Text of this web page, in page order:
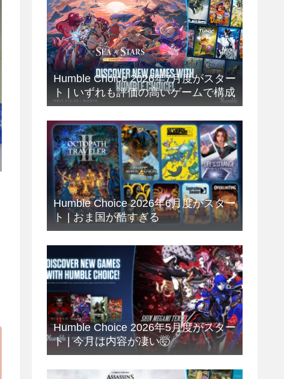
Humble Choice 2026年7月度がスター
ト | いずれも評価の高いゲームで構成
Humble Choice 2026年6月度がスター
ト | おま国が酷すぎる
Humble Choice 2026年5月度がスター
ト | 今月は内容が凄い🤯